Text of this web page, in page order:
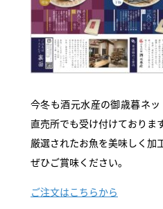
今冬も酒元水産の御歳暮ネッ
直売所でも受け付けておりま
厳選されたお魚を美味しく加
ぜひご賞味ください。
ご注文はこちらから